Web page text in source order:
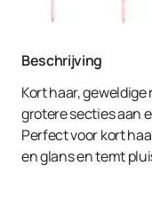
Beschrijving
Kort haar,
grotere secties aan
Perfect voor kort
en glans en temt